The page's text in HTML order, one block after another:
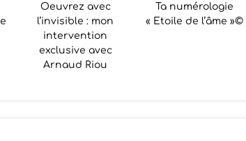
Oeuvrez avec
l’invisible : mon
intervention
exclusive avec
Arnaud Riou
Ta numérologie
« Etoile de l’âme »©